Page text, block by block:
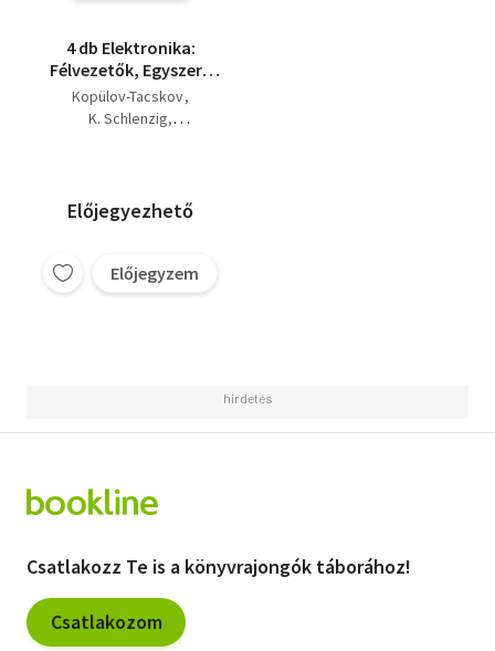
4 db Elektronika:
Félvezetők, Egyszerű
mérőkészülékek
amatőröknek,
Kopülov-Tacskov
K. Schlenzig
Előjegyezhető
Előjegyzem
Csatlakozz Te is a könyvrajongók táborához!
Csatlakozom